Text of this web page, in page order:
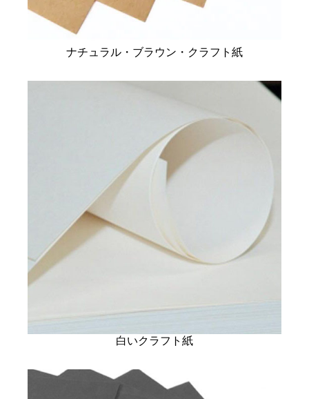
ナチュラル・ブラウン・クラフト紙
白いクラフト紙